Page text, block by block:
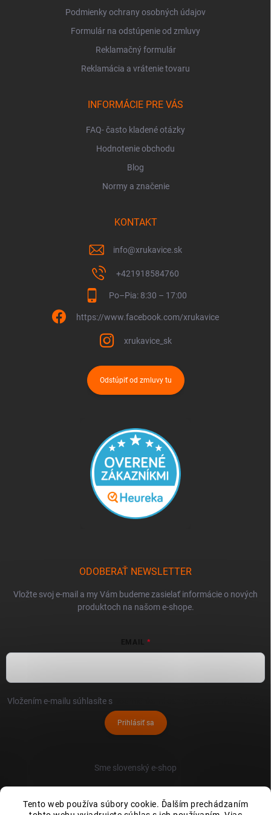
Tento web používa súbory cookie. Ďalším prechádzaním
Podmienky ochrany osobných údajov
Formulár na odstúpenie od zmluvy
Reklamačný formulár
Reklamácia a vrátenie tovaru
INFORMÁCIE PRE VÁS
FAQ- často kladené otázky
Hodnotenie obchodu
Blog
Normy a značenie
KONTAKT
info@xrukavice.sk
+421918584760
Po–Pia: 8:30 – 17:00
https://www.facebook.com/xrukavice
xrukavice_sk
Odstúpiť od zmluvy tu
ODOBERAŤ NEWSLETTER
Vložte svoj e-mail a my Vám budeme zasielať informácie o nových
produktoch na našom e-shope.
EMAIL
Vložením e-mailu súhlasíte s
Prihlásiť sa
Sme slovenský e-shop